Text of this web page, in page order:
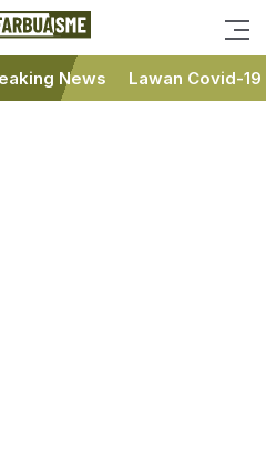
Online, Ini
News Lawan Covid-19